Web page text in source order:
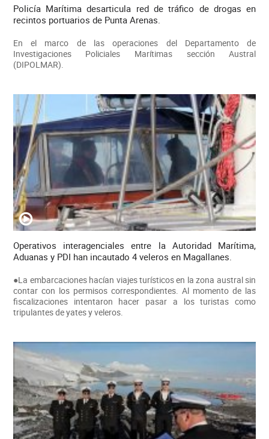
Policía Marítima desarticula red de tráfico de drogas en
recintos portuarios de Punta Arenas.
En el marco de las operaciones del Departamento de
Investigaciones Policiales Marítimas sección Austral
(DIPOLMAR).
Operativos interagenciales entre la Autoridad Marítima,
Aduanas y PDI han incautado 4 veleros en Magallanes.
●La embarcaciones hacían viajes turísticos en la zona austral sin
contar con los permisos correspondientes. Al momento de las
fiscalizaciones intentaron hacer pasar a los turistas como
tripulantes de yates y veleros.